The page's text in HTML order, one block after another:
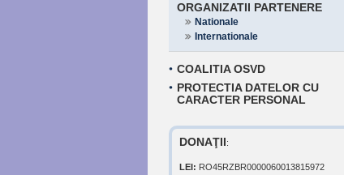
ORGANIZATII PARTENERE
Nationale
Internationale
COALITIA OSVD
PROTECTIA DATELOR CU
CARACTER PERSONAL
DONAŢII:
LEI: RO45RZBR0000060013815972